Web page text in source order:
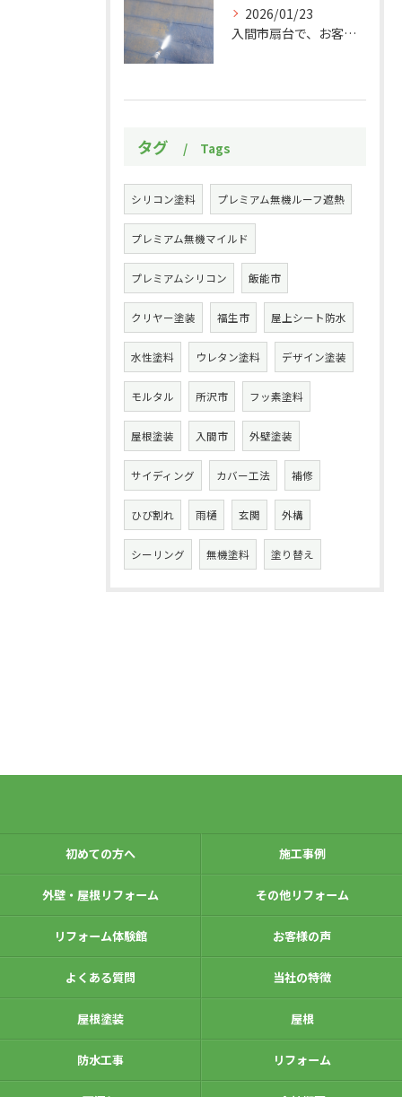
2026/01/23
入間市扇台で、お客様のお家の屋根の塗装作業をしました！初めに...
タグ Tags
シリコン塗料 プレミアム無機ルーフ遮熱
プレミアム無機マイルド
プレミアムシリコン 飯能市
クリヤー塗装 福生市 屋上シート防水
水性塗料 ウレタン塗料 デザイン塗装
モルタル 所沢市 フッ素塗料
屋根塗装 入間市 外壁塗装
サイディング カバー工法 補修
ひび割れ 雨樋 玄関 外構
シーリング 無機塗料 塗り替え
初めての方へ 施工事例
外壁・屋根リフォーム その他リフォーム
リフォーム体験館 お客様の声
よくある質問 当社の特徴
屋根塗装 屋根
防水工事 リフォーム